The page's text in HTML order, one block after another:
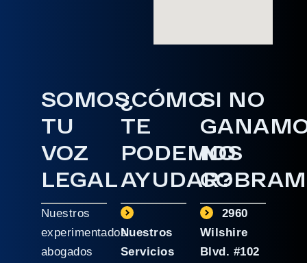
SOMOS
TU
VOZ
LEGAL
Nuestros
experimentados
abogados
¿CÓMO
TE
PODEMOS
AYUDAR?
Nuestros
Servicios
SI NO
NO
2960
Wilshire
Blvd. #102